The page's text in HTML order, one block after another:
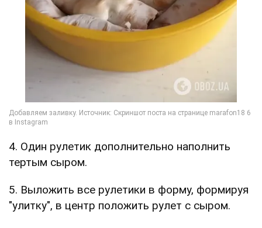
4. Один рулетик дополнительно наполнить
тертым сыром.
5. Выложить все рулетики в форму, формируя
"улитку", в центр положить рулет с сыром.